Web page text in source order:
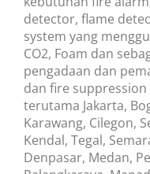
detector, flame
system yang
CO2, Foam dan
pengadaan dan
dan fire
terutama Jakarta,
Karawang, Cilegon,
Kendal, Tegal,
Denpasar, Medan,